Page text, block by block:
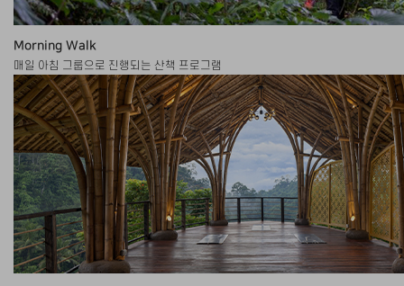
Morning Walk
매일 아침 그룹으로 진행되는 산책 프로그램